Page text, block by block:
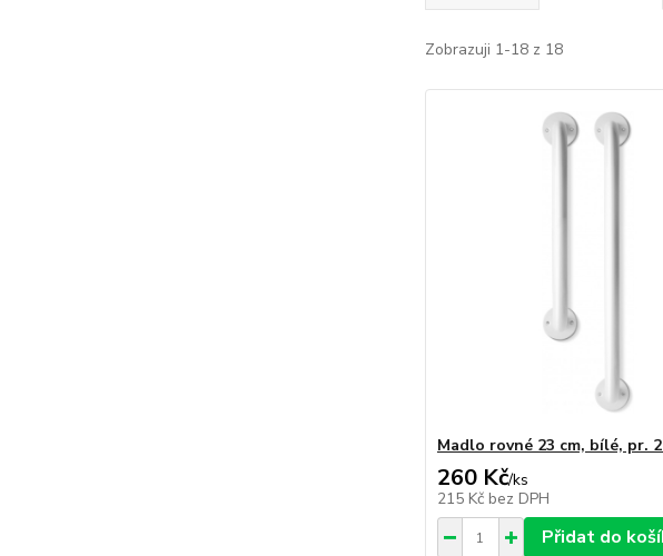
Zobrazuji 1-18 z 18
Madlo rovné 23 cm, bílé, pr.
260 Kč/ks
215 Kč bez DPH
Přidat do